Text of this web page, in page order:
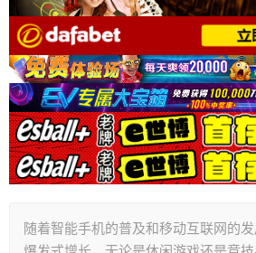
随着智能手机的普及和移动互联网的